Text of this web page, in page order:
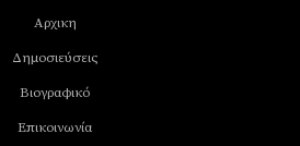
Αρχικη
Δημοσιεύσεις
Βιογραφικό
Επικοινωνία